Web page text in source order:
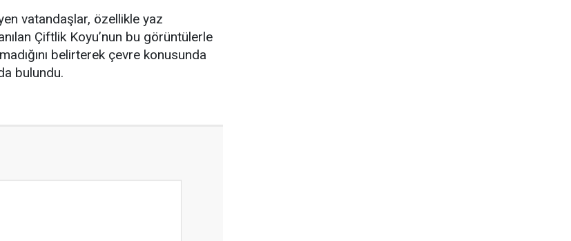
vatandaşlar, özellikle yaz
Çiftlik Koyu’nun bu görüntülerle
belirterek çevre konusunda
bulundu.